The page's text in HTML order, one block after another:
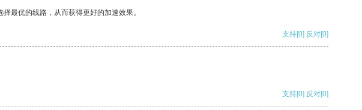
最优的线路，从而获得更好的加速效果。
支持[0] 反对[0]
支持[0] 反对[0]